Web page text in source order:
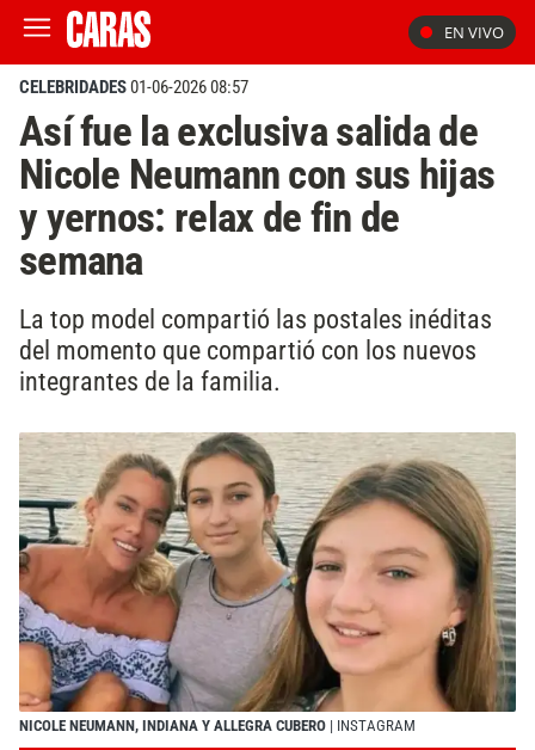
EN VIVO
CELEBRIDADES01-06-2026 08:57
Así fue la exclusiva salida de
Nicole Neumann con sus hijas
y yernos: relax de fin de
semana
La top model compartió las postales inéditas
del momento que compartió con los nuevos
integrantes de la familia.
NICOLE NEUMANN, INDIANA Y ALLEGRA CUBERO | INSTAGRAM